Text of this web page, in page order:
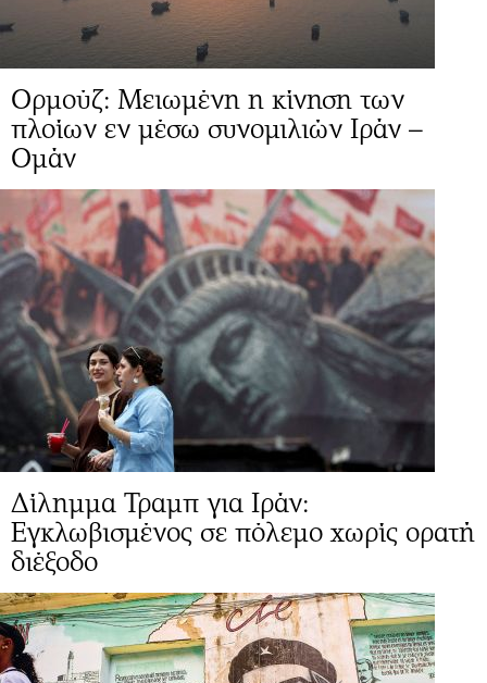
Ορμούζ: Μειωμένη η κίνηση των
πλοίων εν μέσω συνομιλιών Ιράν –
Ομάν
Δίλημμα Τραμπ για Ιράν:
Εγκλωβισμένος σε πόλεμο χωρίς ορατή
διέξοδο